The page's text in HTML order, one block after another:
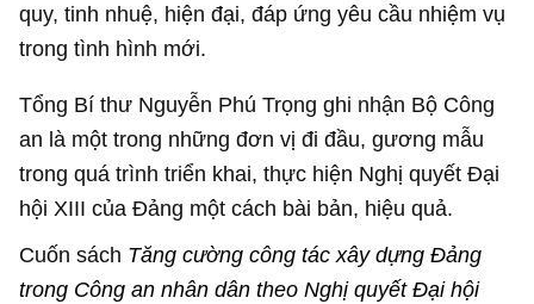
quy, tinh nhuệ, hiện đại, đáp ứng yêu cầu nhiệm vụ
trong tình hình mới.
Tổng Bí thư Nguyễn Phú Trọng ghi nhận Bộ Công
an là một trong những đơn vị đi đầu, gương mẫu
trong quá trình triển khai, thực hiện Nghị quyết Đại
hội XIII của Đảng một cách bài bản, hiệu quả.
Cuốn sách Tăng cường công tác xây dựng Đảng
trong Công an nhân dân theo Nghị quyết Đại hội